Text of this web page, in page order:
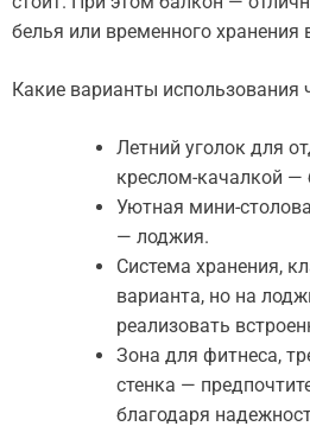
белья или временного хранения
Какие варианты
Летний уголок для
креслом-качалкой —
Уютная мини-
— лоджия.
Система хранения,
варианта, но на
реализовать
Зона для фитнеса,
стенка —
благодаря